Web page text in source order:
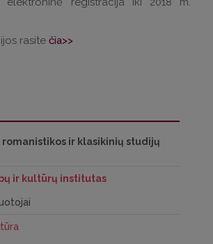
rasite čia>>
ir klasikinių studijų
ir kultūrų institutas